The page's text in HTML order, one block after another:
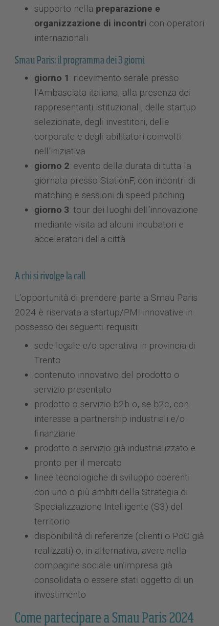
supporto nella preparazione e
organizzazione di incontri con operatori
internazionali
Smau Paris: il programma dei 3 giorni
giorno 1: ricevimento serale presso
l’Ambasciata italiana, alla presenza dei
rappresentanti istituzionali, delle startup
selezionate, degli investitori, delle
corporate e degli abilitatori coinvolti
nell’iniziativa
giorno 2: evento della durata di tutta la
giornata presso StationF, con incontri di
matching e sessioni di speed pitching
giorno 3: tour dei luoghi dell’innovazione
mediante visita ad alcuni incubatori e
acceleratori della città
A chi si rivolge la call
L’opportunità di prendere parte a Smau Paris
2024 è riservata a startup/PMI innovative in
possesso dei seguenti requisiti:
sede legale e/o operativa in provincia di
Trento
contenuto innovativo del prodotto o
servizio presentato
prodotto o servizio b2b o, se b2c, con
interesse a partnership industriali e/o
finanziarie
prodotto o servizio già industrializzato e
pronto per il mercato
linee tecnologiche di sviluppo coerenti
con uno o più ambiti della Strategia di
Specializzazione Intelligente (S3) del
territorio
disponibilità di referenze (clienti o PoC già
realizzati) o, in alternativa, avere nella
compagine sociale un’impresa già
consolidata o essere stati oggetto di un
investimento
Come partecipare a Smau Paris 2024